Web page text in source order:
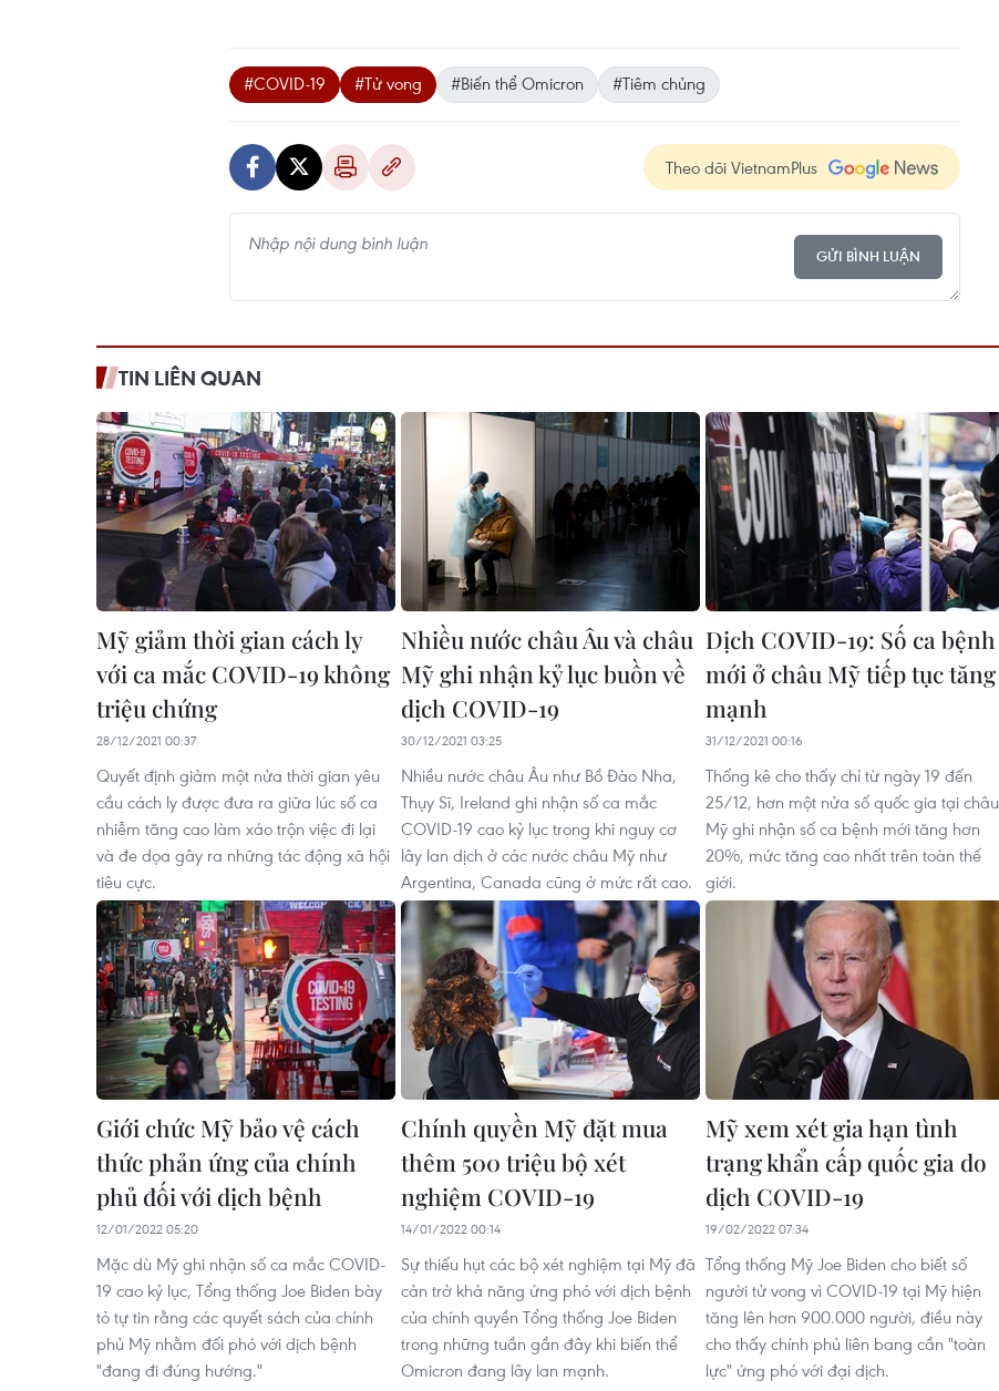
#COVID-19 #Tử vong #Biến thể Omicron #Tiêm chủng
Theo dõi VietnamPlus
GỬI BÌNH LUẬN
TIN LIÊN QUAN
Mỹ giảm thời gian cách ly
với ca mắc COVID-19 không
triệu chứng
28/12/2021 00:37
Quyết định giảm một nửa thời gian yêu
cầu cách ly được đưa ra giữa lúc số ca
nhiễm tăng cao làm xáo trộn việc đi lại
và đe dọa gây ra những tác động xã hội
tiêu cực.
Nhiều nước châu Âu và châu
Mỹ ghi nhận kỷ lục buồn về
dịch COVID-19
30/12/2021 03:25
Nhiều nước châu Âu như Bồ Đào Nha,
Thụy Sĩ, Ireland ghi nhận số ca mắc
COVID-19 cao kỷ lục trong khi nguy cơ
lây lan dịch ở các nước châu Mỹ như
Argentina, Canada cũng ở mức rất cao.
Dịch COVID-19: Số ca bệnh
mới ở châu Mỹ tiếp tục tăng
mạnh
31/12/2021 00:16
Thống kê cho thấy chỉ từ ngày 19 đến
25/12, hơn một nửa số quốc gia tại châu
Mỹ ghi nhận số ca bệnh mới tăng hơn
20%, mức tăng cao nhất trên toàn thế
giới.
Giới chức Mỹ bảo vệ cách
thức phản ứng của chính
phủ đối với dịch bệnh
12/01/2022 05:20
Mặc dù Mỹ ghi nhận số ca mắc COVID-
19 cao kỷ lục, Tổng thống Joe Biden bày
tỏ tự tin rằng các quyết sách của chính
phủ Mỹ nhằm đối phó với dịch bệnh
"đang đi đúng hướng."
Chính quyền Mỹ đặt mua
thêm 500 triệu bộ xét
nghiệm COVID-19
14/01/2022 00:14
Sự thiếu hụt các bộ xét nghiệm tại Mỹ đã
cản trở khả năng ứng phó với dịch bệnh
của chính quyền Tổng thống Joe Biden
trong những tuần gần đây khi biến thể
Omicron đang lây lan mạnh.
Mỹ xem xét gia hạn tình
trạng khẩn cấp quốc gia do
dịch COVID-19
19/02/2022 07:34
Tổng thống Mỹ Joe Biden cho biết số
người tử vong vì COVID-19 tại Mỹ hiện
tăng lên hơn 900.000 người, điều này
cho thấy chính phủ liên bang cần "toàn
lực" ứng phó với đại dịch.